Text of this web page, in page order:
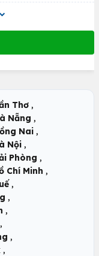
Thơ ,
Nẵng ,
Nai ,
Nội ,
Phòng ,
Chí Minh ,
,
,
,
,
,
,